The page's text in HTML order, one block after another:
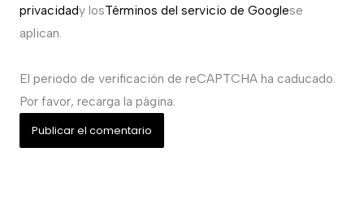
privacidady losTérminos del servicio de Googlese
aplican.
El periodo de verificación de reCAPTCHA ha caducado.
Por favor, recarga la página.